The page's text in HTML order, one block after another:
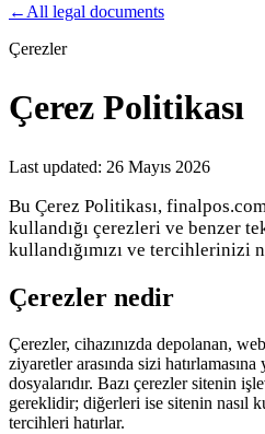
Product
Merchant Hub Manage
Organization Tools Build
Scale Distribute your POS
custom capabilities
Solutions
Satıcılar İçinBuild a custom POS
← All legal documents
Çerezler
Çerez Politikası
Last updated: 26 Mayıs 2026
Bu Çerez Politikası,
kullandığı çerezleri ve benzer
kullandığımızı ve tercihlerinizi
Çerezler nedir
Çerezler, cihazınızda depolanan,
ziyaretler arasında sizi
dosyalarıdır. Bazı çerezler sitenin
gereklidir; diğerleri ise sitenin nasıl
tercihleri hatırlar.